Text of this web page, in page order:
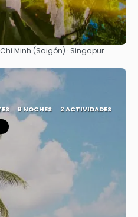
Ver
Chi Minh (Saigón) · Singapur
8 NOCHES 2 ACTIVIDADES